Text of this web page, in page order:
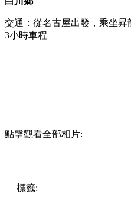
交通：從名古屋出發，乘坐
3小時車程
點擊觀看全部相片:
標籤: